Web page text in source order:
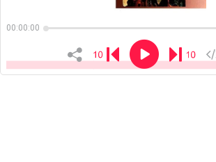
00:00:00